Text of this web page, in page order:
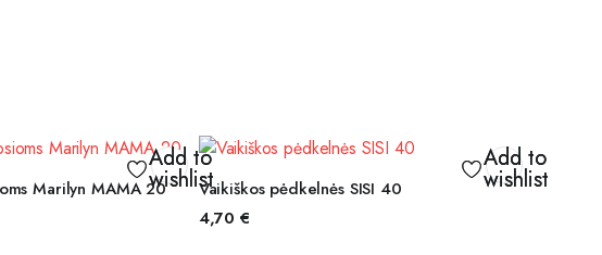
Add to
wishlist
SAVYBES
Marilyn MAMA 20
Add to
wishlist
PASIRINKTI SAVYBES
Vaikiškos pėdkelnės SISI 40
4,70 €